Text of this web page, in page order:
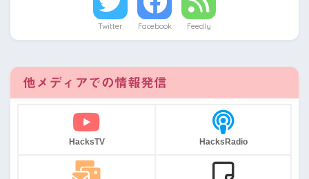
Twitter Facebook Feedly
他メディアでの情報発信
HacksTV HacksRadio